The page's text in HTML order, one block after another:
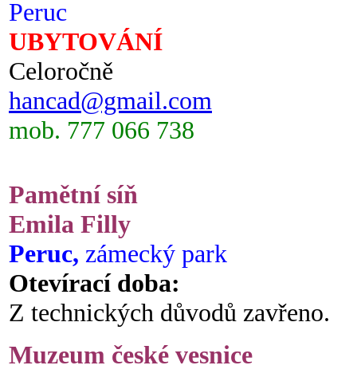
Peruc
UBYTOVÁNÍ
Celoročně
hancad@gmail.com
mob. 777 066 738
Pamětní síň
Emila Filly
Peruc, zámecký park
Otevírací doba:
Z technických důvodů zavřeno.
Muzeum české vesnice